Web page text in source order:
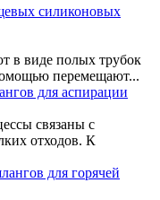
силиконовых
в виде полых трубок
перемещают...
для аспирации
связаны с
отходов. К
для горячей